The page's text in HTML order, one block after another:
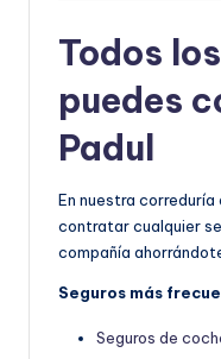
Todos
puedes
Padul
En nuestra correduría
contratar cualquier
compañía
Seguros más
Seguros de